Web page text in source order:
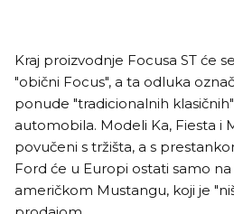
Kraj proizvodnje Focusa ST će
"obični Focus", a ta odluka
ponude "tradicionalnih
automobila. Modeli Ka, Fiesta i
povučeni s tržišta, a s
Ford će u Europi ostati samo na
američkom Mustangu, koji je